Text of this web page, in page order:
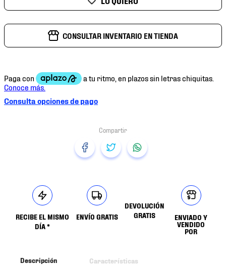
CONSULTAR INVENTARIO EN TIENDA
Consulta opciones de pago
RECIBE EL MISMO
DÍA *
ENVÍO GRATIS
DEVOLUCIÓN
GRATIS
ENVIADO Y
VENDIDO
POR
Descripción Características